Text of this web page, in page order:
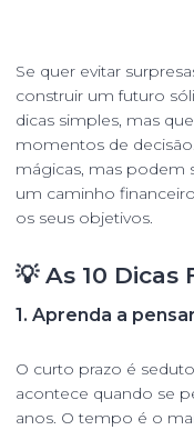
Se quer evitar
construir um futuro
dicas simples, mas
momentos de
mágicas, mas podem
um caminho
os seus objetivos.
💡 As 10 Dicas
1. Aprenda a
O curto prazo é
acontece quando se
anos. O tempo é o